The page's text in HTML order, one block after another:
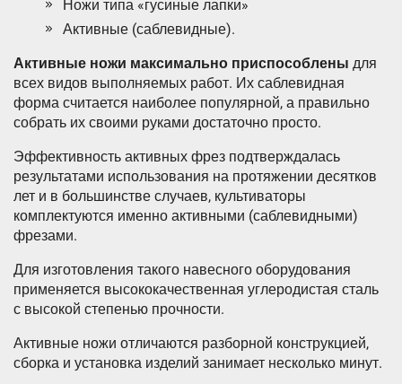
Ножи типа «гусиные лапки»
Активные (саблевидные).
Активные ножи максимально приспособлены для
всех видов выполняемых работ. Их саблевидная
форма считается наиболее популярной, а правильно
собрать их своими руками достаточно просто.
Эффективность активных фрез подтверждалась
результатами использования на протяжении десятков
лет и в большинстве случаев, культиваторы
комплектуются именно активными (саблевидными)
фрезами.
Для изготовления такого навесного оборудования
применяется высококачественная углеродистая сталь
с высокой степенью прочности.
Активные ножи отличаются разборной конструкцией,
сборка и установка изделий занимает несколько минут.